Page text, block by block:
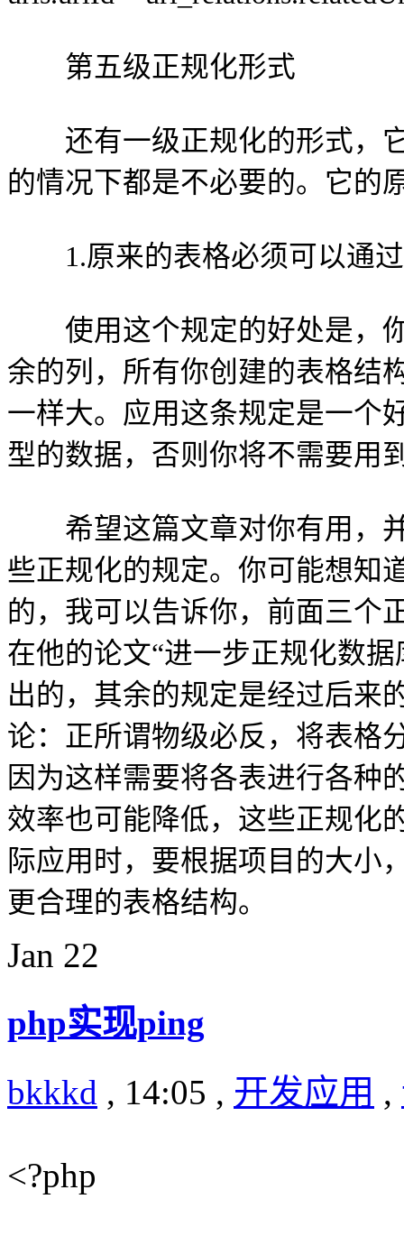
第五级正规化形式
还有一级正规化的形式，它
的情况下都是不必要的。它的
1.原来的表格必须可以通过
使用这个规定的好处是，你
余的列，所有你创建的表格结
一样大。应用这条规定是一个
型的数据，否则你将不需要用
希望这篇文章对你有用，并
些正规化的规定。你可能想知
的，我可以告诉你，前面三个
在他的论文“进一步正规化数
出的，其余的规定是经过后来
论：正所谓物级必反，将表格
因为这样需要将各表进行各种
效率也可能降低，这些正规化
际应用时，要根据项目的大小
更合理的表格结构。
Jan 22
php实现ping
bkkkd , 14:05 , 开发应用 ,
<?php